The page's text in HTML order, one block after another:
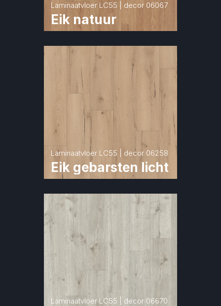
Laminaatvloer LC55 | decor 06067
Eik natuur
Laminaatvloer LC55 | decor 06258
Eik gebarsten licht
Laminaatvloer LC55 | decor 06670